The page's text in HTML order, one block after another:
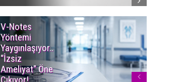
V-Notes
Yöntemi
Yaygınlaşıyor..
“İzsiz
Ameliyat” Öne